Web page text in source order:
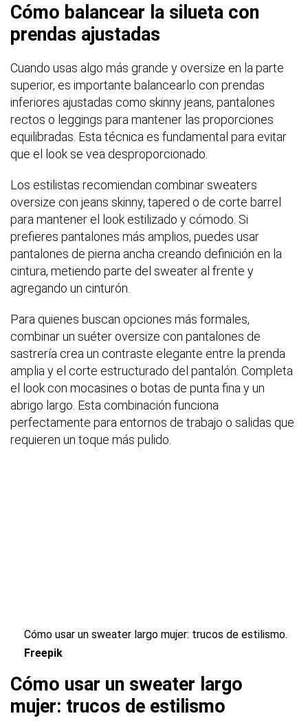
Cómo balancear la silueta con
prendas ajustadas
Cuando usas algo más grande y oversize en la parte
superior, es importante balancearlo con prendas
inferiores ajustadas como skinny jeans, pantalones
rectos o leggings para mantener las proporciones
equilibradas. Esta técnica es fundamental para evitar
que el look se vea desproporcionado.
Los estilistas recomiendan combinar sweaters
oversize con jeans skinny, tapered o de corte barrel
para mantener el look estilizado y cómodo. Si
prefieres pantalones más amplios, puedes usar
pantalones de pierna ancha creando definición en la
cintura, metiendo parte del sweater al frente y
agregando un cinturón.
Para quienes buscan opciones más formales,
combinar un suéter oversize con pantalones de
sastrería crea un contraste elegante entre la prenda
amplia y el corte estructurado del pantalón. Completa
el look con mocasines o botas de punta fina y un
abrigo largo. Esta combinación funciona
perfectamente para entornos de trabajo o salidas que
requieren un toque más pulido.
Cómo usar un sweater largo mujer: trucos de estilismo.
Freepik
Cómo usar un sweater largo
mujer: trucos de estilismo